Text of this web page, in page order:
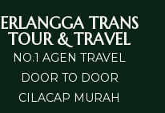
ERLANGGA TRANS
TOUR & TRAVEL
NO.1 AGEN TRAVEL
DOOR TO DOOR
CILACAP MURAH